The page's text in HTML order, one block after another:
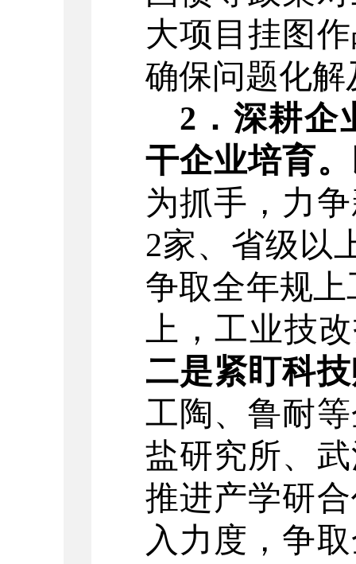
大项目挂图
确保问题化
2 ． 深耕企
干企业培育。
为抓手，力
2家、省级以
争取全年规上
上，工业技
二是紧盯科
工陶、鲁耐
盐研究所、
推进产学研
入力度 ，争取